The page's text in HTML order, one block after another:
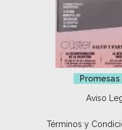
Aviso
Términos y